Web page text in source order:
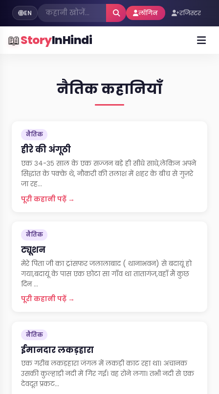
EN लॉगिन रजिस्टर
📖StoryInHindi
नैतिक कहानियाँ
नैतिक
हीरे की अंगूठी
एक ३४-३५ साल के एक सज्जन बड़े ही सीधे साधे,लेकिन अपने
सिद्धांत के पक्के थे, नौकरी की तलाश में शहर के बीच से गुज़रे
जा रह...
पूरी कहानी पढ़ें →
नैतिक
ट्यूशन
मेरे पिता जी का ट्रांसफर जलालाबाद ( थानाभवन) से बदायूं हो
गया,बदायूं के पास एक छोटा सा गाँव था तातागंज,वहाँ मैं कुछ
दिन ...
पूरी कहानी पढ़ें →
नैतिक
ईमानदार लकड़हारा
एक गरीब लकड़हारा जंगल में लकड़ी काट रहा था। अचानक
उसकी कुल्हाड़ी नदी में गिर गई। वह रोने लगा। तभी नदी से एक
देवदूत प्रकट...